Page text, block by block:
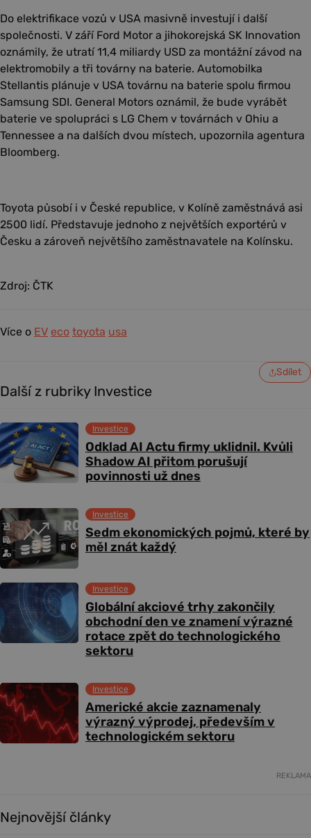
Do elektrifikace vozů v USA masivně investují i další
společnosti. V září Ford Motor a jihokorejská SK Innovation
oznámily, že utratí 11,4 miliardy USD za montážní závod na
elektromobily a tři továrny na baterie. Automobilka
Stellantis plánuje v USA továrnu na baterie spolu firmou
Samsung SDI. General Motors oznámil, že bude vyrábět
baterie ve spolupráci s LG Chem v továrnách v Ohiu a
Tennessee a na dalších dvou místech, upozornila agentura
Bloomberg.
Toyota působí i v České republice, v Kolíně zaměstnává asi
2500 lidí. Představuje jednoho z největších exportérů v
Česku a zároveň největšího zaměstnavatele na Kolínsku.
Zdroj: ČTK
Více o EV eco toyota usa
Sdílet
Další z rubriky Investice
Odklad AI Actu firmy uklidnil. Kvůli
Shadow AI přitom porušují
povinnosti už dnes
Investice
Sedm ekonomických pojmů, které by
měl znát každý
Investice
Globální akciové trhy zakončily
obchodní den ve znamení výrazné
rotace zpět do technologického
sektoru
Investice
Americké akcie zaznamenaly
výrazný výprodej, především v
technologickém sektoru
Investice
REKLAMA
Nejnovější články